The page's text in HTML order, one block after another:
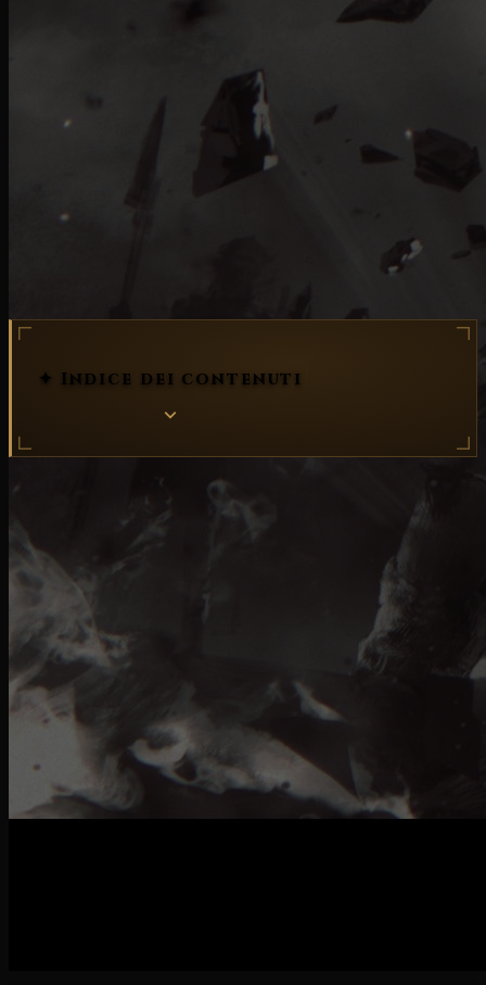
✦ Indice dei contenuti
La scorsa settimana si è svolta la
giochi ha ospitato diversi eventi, ha presentato in
anteprima decine di nuovi giochi e ha aperto le porte
ai giornalisti per consentire loro di avere
conversazioni a tu per tu con gli sviluppatori dei
giochi. Durante la Gamescom,
Blizzard ha annunciato
la seconda stagione di
Diablo 4 - Stagione del
e successivamente gli sviluppatori di Diablo
4 hanno discusso del futuro del gioco. Abbiamo letto
diverse interviste e raccolto alcune delle domande e